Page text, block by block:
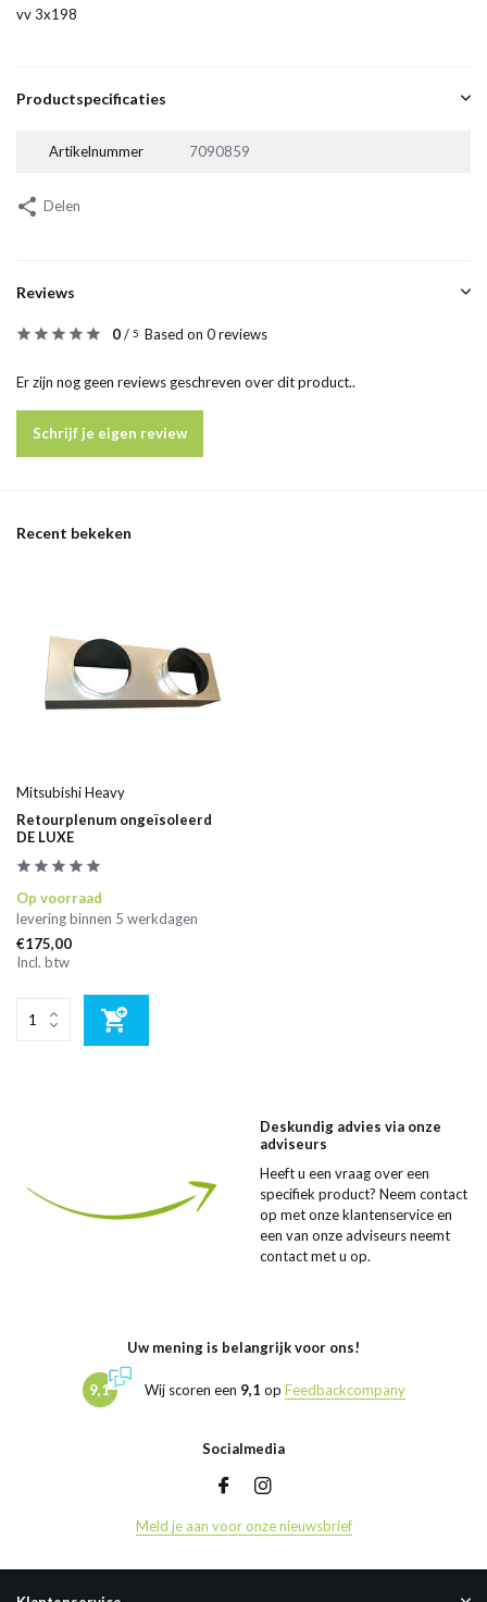
vv 3x198
Productspecificaties
Artikelnummer 7090859
Delen
Reviews
0/ 5 Based on 0 reviews
Er zijn nog geen reviews geschreven over dit product..
Schrijf je eigen review
Recent bekeken
Mitsubishi Heavy
Retourplenum ongeïsoleerd
DE LUXE
Op voorraad
levering binnen 5 werkdagen
€175,00
Incl. btw
Deskundig advies via onze
adviseurs
Heeft u een vraag over een
specifiek product? Neem contact
op met onze klantenservice en
een van onze adviseurs neemt
contact met u op.
Uw mening is belangrijk voor ons!
9,1 Wij scoren een 9,1 op Feedbackcompany
Socialmedia
Meld je aan voor onze nieuwsbrief